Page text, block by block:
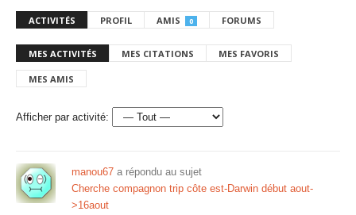
ACTIVITÉS PROFIL AMIS 0 FORUMS
MES ACTIVITÉS MES CITATIONS MES FAVORIS
MES AMIS
Afficher par activité:
manou67 a répondu au sujet
Cherche compagnon trip côte est-Darwin début aout-
>16aout